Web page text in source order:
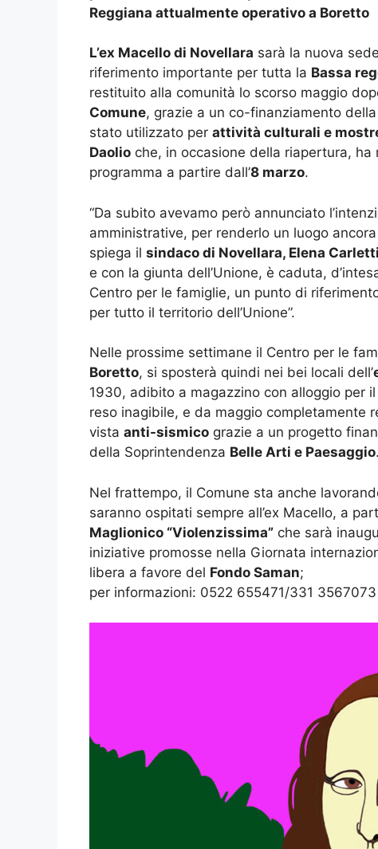
Reggiana attualmente operativo a Boretto
L’ex Macello di Novellara sarà la nuova
riferimento importante per tutta la Bassa
restituito alla comunità lo scorso maggio
Comune, grazie a un co-finanziamento della
stato utilizzato per attività culturali e
Daolio che, in occasione della riapertura,
programma a partire dall’8 marzo.
“Da subito avevamo però annunciato
amministrative, per renderlo un luogo
spiega il sindaco di Novellara, Elena Carletti
e con la giunta dell’Unione, è caduta,
Centro per le famiglie, un punto di
per tutto il territorio dell’Unione”.
Nelle prossime settimane il Centro per le
Boretto, si sposterà quindi nei bei locali dell’
1930, adibito a magazzino con alloggio per
reso inagibile, e da maggio completamente
vista anti-sismico grazie a un progetto
della Soprintendenza Belle Arti e Paesaggio.
Nel frattempo, il Comune sta anche
saranno ospitati sempre all’ex Macello, a
Maglionico “Violenzissima” che sarà
iniziative promosse nella Giornata
libera a favore del Fondo Saman;
per informazioni: 0522 655471/331